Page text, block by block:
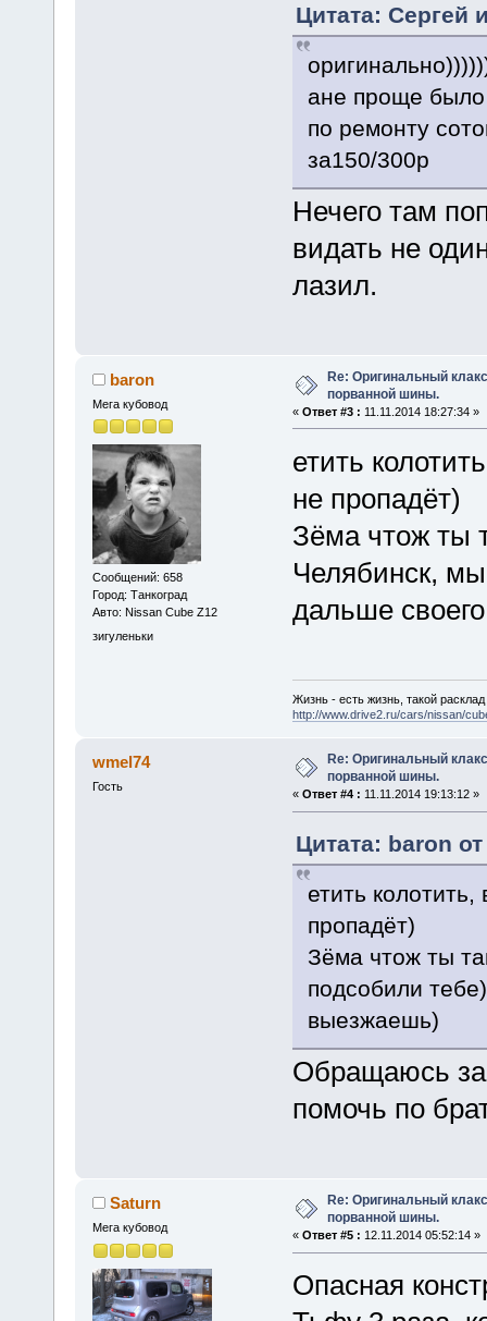
Цитата: Сергей
ане проще было
по ремонту
за150/300р
Нечего там
видать не
лазил.
baron
Мега кубовод
Сообщений: 658
Город: Танкоград
Авто: Nissan Cube Z12
зигуленьки
Re: Оригинальный
порванной шины.
« Ответ #3 : 11.11.2014 18:27:34 »
етить
не пропадёт)
Зёма чтож ты
Челябинск,
дальше
Жизнь - есть жизнь, такой
http://www.drive2.ru/cars/nissan/
wmel74
Гость
Re: Оригинальный
порванной шины.
« Ответ #4 : 11.11.2014 19:13:12 »
Цитата: baron
етить
пропадёт)
Зёма чтож ты
подсобили
выезжаешь)
Обращаюсь
помочь по
Saturn
Мега кубовод
Re: Оригинальный
порванной шины.
« Ответ #5 : 12.11.2014 05:52:14 »
Опасная